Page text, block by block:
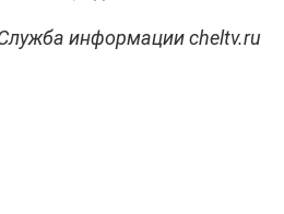
информации cheltv.ru